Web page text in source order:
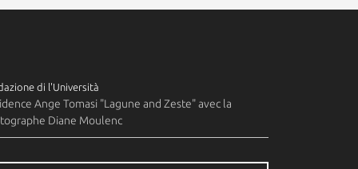
di l'Università
Ange Tomasi "Lagune and Zeste" avec la
Diane Moulenc